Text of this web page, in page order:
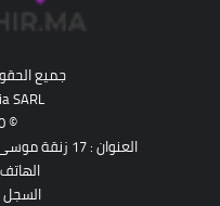
جميع
SARL
© 2018-2020
العنوان : 17 زنقة موسى بن نصير الطابق2 رقم 34 طنجة
الهاتف :
السجل